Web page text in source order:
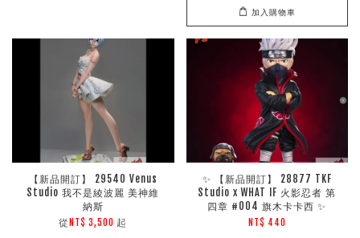
加入購物車
【新品開訂】 29540 Venus
Studio 我不是綾波麗 美神維
納斯
從 NT$ 3,500 起
✨ 【新品開訂】 28877 TKF
Studio x WHAT IF 火影忍者 第
四章 #004 旗木卡卡西 ✨
NT$ 440